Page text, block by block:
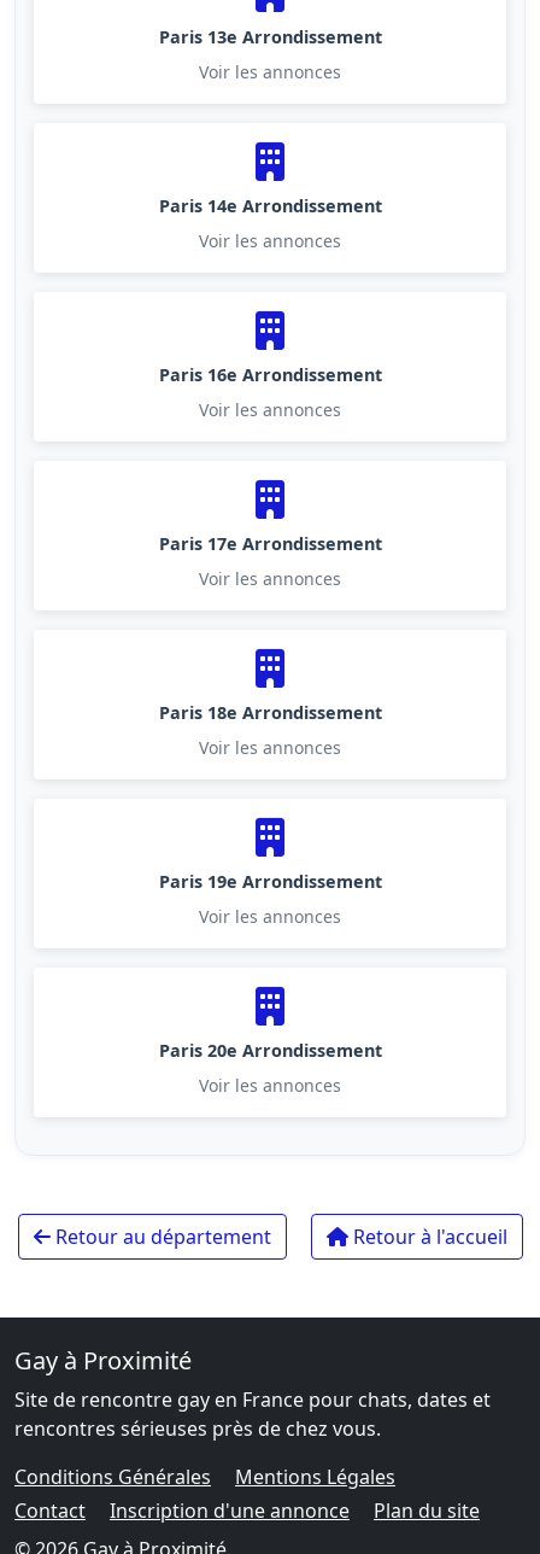
Paris 13e Arrondissement
Voir les annonces
Paris 14e Arrondissement
Voir les annonces
Paris 16e Arrondissement
Voir les annonces
Paris 17e Arrondissement
Voir les annonces
Paris 18e Arrondissement
Voir les annonces
Paris 19e Arrondissement
Voir les annonces
Paris 20e Arrondissement
Voir les annonces
Retour au département Retour à l'accueil
Gay à Proximité
Site de rencontre gay en France pour chats, dates et
rencontres sérieuses près de chez vous.
Conditions Générales
Mentions Légales
Contact
Inscription d'une annonce
Plan du site
© 2026 Gay à Proximité.